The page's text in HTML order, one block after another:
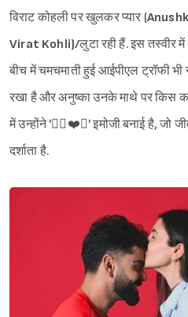
विराट कोहली पर खुलकर प्यार (
Virat Kohli)/लुटा रही हैं. इस तस्वीर
बीच में चमचमाती हुई आईपीएल ट्रॉफी
रखा है और अनुष्का उनके माथे पर किस
में उन्होंने '✌🏼❤️🙏' इमोजी बनाई है, जो
दर्शाता है.